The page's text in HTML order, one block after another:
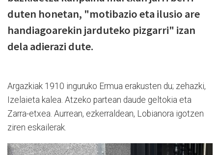
duten honetan, "motibazio eta ilusio are
handiagoarekin jarduteko pizgarri" izan
dela adierazi dute.
Argazkiak 1910 inguruko Ermua erakusten du; zehazki,
Izelaieta kalea. Atzeko partean daude geltokia eta
Zarra-etxea. Aurrean, ezkerraldean, Lobianora igotzen
ziren eskailerak.